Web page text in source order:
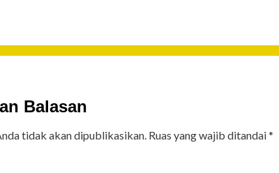
Balasan
tidak akan dipublikasikan. Ruas yang wajib ditandai*